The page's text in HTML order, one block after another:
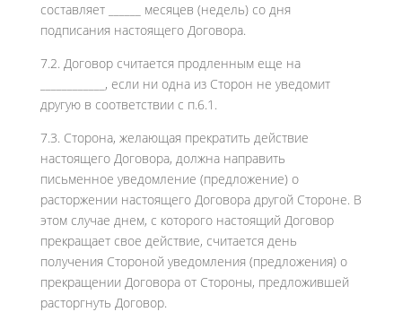
составляет ______ месяцев (недель) со дня
подписания настоящего Договора.
7.2. Договор считается продленным еще на
____________, если ни одна из Сторон не уведомит
другую в соответствии с п.6.1.
7.3. Сторона, желающая прекратить действие
настоящего Договора, должна направить
письменное уведомление (предложение) о
расторжении настоящего Договора другой Стороне. В
этом случае днем, с которого настоящий Договор
прекращает свое действие, считается день
получения Стороной уведомления (предложения) о
прекращении Договора от Стороны, предложившей
расторгнуть Договор.